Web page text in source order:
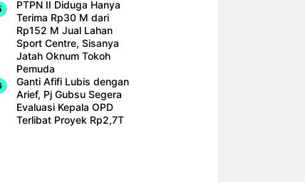
PTPN II Diduga Hanya
Terima Rp30 M dari
Rp152 M Jual Lahan
Sport Centre, Sisanya
Jatah Oknum Tokoh
Pemuda
Ganti Afifi Lubis dengan
Arief, Pj Gubsu Segera
Evaluasi Kepala OPD
Terlibat Proyek Rp2,7T